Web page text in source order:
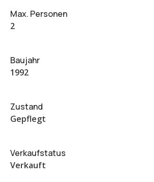
Max. Personen
2
Baujahr
1992
Zustand
Gepflegt
Verkaufstatus
Verkauft